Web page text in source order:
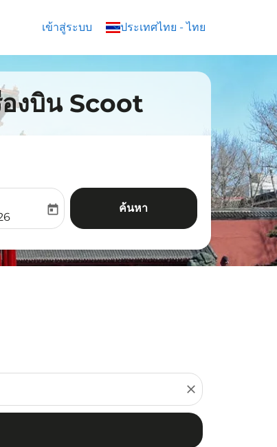
เข้าสู่ระบบ ประเทศไทย - ไทย
keyboard_arrow_down
องบิน Scoot
return-date-aria-label
today ค้นหา
close